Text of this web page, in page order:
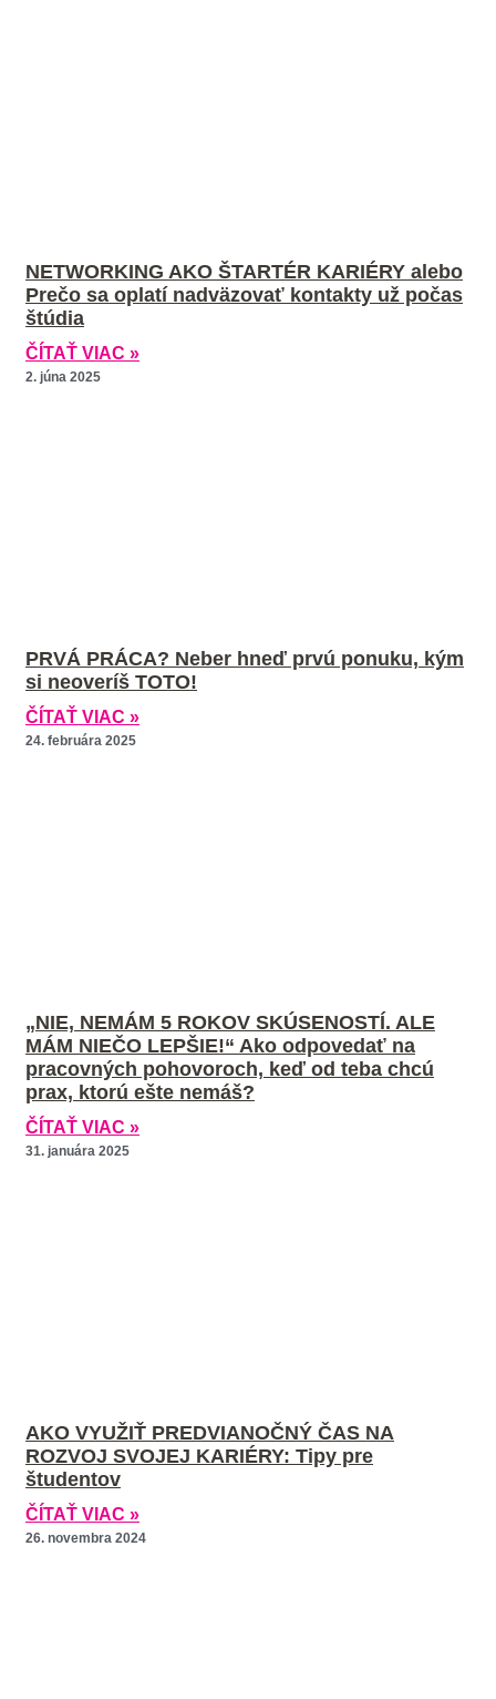
NETWORKING AKO ŠTARTÉR KARIÉRY alebo
Prečo sa oplatí nadväzovať kontakty už počas
štúdia
ČÍTAŤ VIAC »
2. júna 2025
PRVÁ PRÁCA? Neber hneď prvú ponuku, kým
si neoveríš TOTO!
ČÍTAŤ VIAC »
24. februára 2025
„NIE, NEMÁM 5 ROKOV SKÚSENOSTÍ. ALE
MÁM NIEČO LEPŠIE!“ Ako odpovedať na
pracovných pohovoroch, keď od teba chcú
prax, ktorú ešte nemáš?
ČÍTAŤ VIAC »
31. januára 2025
AKO VYUŽIŤ PREDVIANOČNÝ ČAS NA
ROZVOJ SVOJEJ KARIÉRY: Tipy pre
študentov
ČÍTAŤ VIAC »
26. novembra 2024